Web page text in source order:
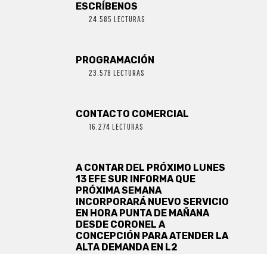
ESCRÍBENOS
24.585 LECTURAS
PROGRAMACIÓN
23.578 LECTURAS
CONTACTO COMERCIAL
16.274 LECTURAS
A CONTAR DEL PRÓXIMO LUNES
13 EFE SUR INFORMA QUE
PRÓXIMA SEMANA
INCORPORARÁ NUEVO SERVICIO
EN HORA PUNTA DE MAÑANA
DESDE CORONEL A
CONCEPCIÓN PARA ATENDER LA
ALTA DEMANDA EN L2